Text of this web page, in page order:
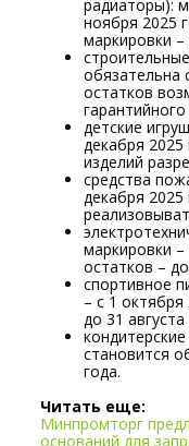
радиаторы):
ноября 2025
маркировки –
обязательна
остатков
детские
декабря
изделий
средства
декабря
маркировки
остатков –
спортивное
– с 1 октября
до 31
становится
года.
Читать еще:
Минпромторг
оснований для